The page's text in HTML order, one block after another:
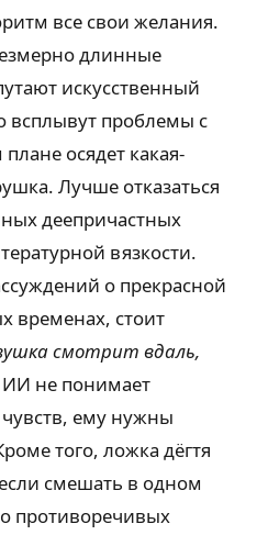
все свои желания.
длинные
искусственный
всплывут проблемы с
осядет какая-
Лучше отказаться
деепричастных
вязкости.
о прекрасной
временах, стоит
смотрит вдаль,
ИИ не понимает
чувств, ему нужны
того, ложка дёгтя
смешать в одном
противоречивых